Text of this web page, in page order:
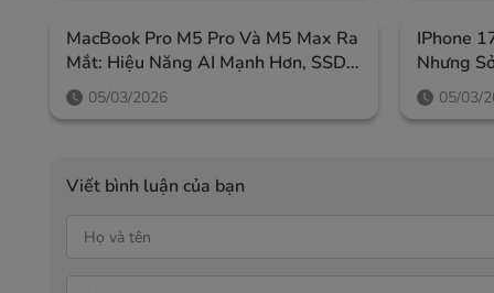
MacBook Pro M5 Pro Và M5 Max Ra
Mắt: Hiệu Năng AI Mạnh Hơn, SSD
Nhanh Gấp Đôi
05/03/2026
IPhone
Nhưng
05/03/
Viết bình luận của bạn